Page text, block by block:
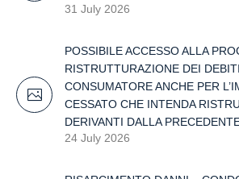
31 July 2026
POSSIBILE ACCESSO ALLA
RISTRUTTURAZIONE DEI
CONSUMATORE ANCHE PER
CESSATO CHE INTENDA
DERIVANTI DALLA
24 July 2026